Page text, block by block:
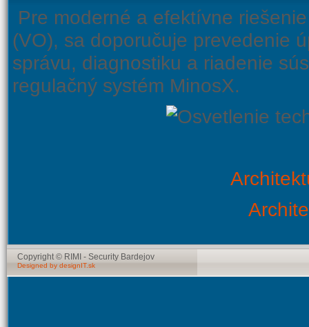
Pre moderné a efektívne
(VO), sa doporučuje prevedenie
správu, diagnostiku a riadenie
regulačný systém MinosX.
Copyright © RIMI - Security Bardejov
Designed by designIT.sk